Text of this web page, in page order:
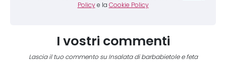
Policy e la Cookie Policy
I vostri commenti
Lascia il tuo commento su Insalata di barbabietole e feta